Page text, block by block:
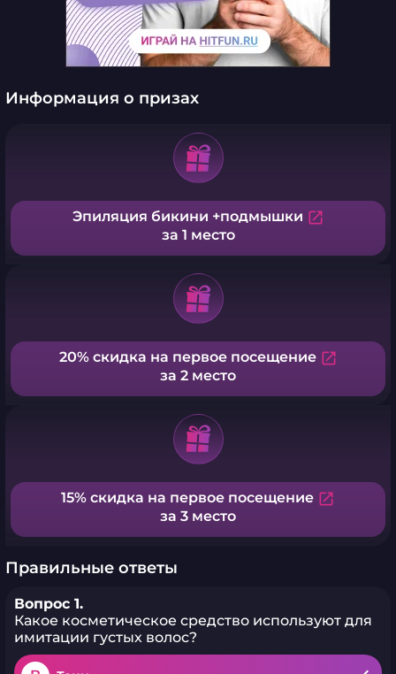
Информация о призах
Эпиляция бикини +подмышки open_in_new
за 1 место
20% скидка на первое посещение open_in_new
за 2 место
15% скидка на первое посещение open_in_new
за 3 место
Правильные ответы
Вопрос 1.
Какое косметическое средство используют для
имитации густых волос?